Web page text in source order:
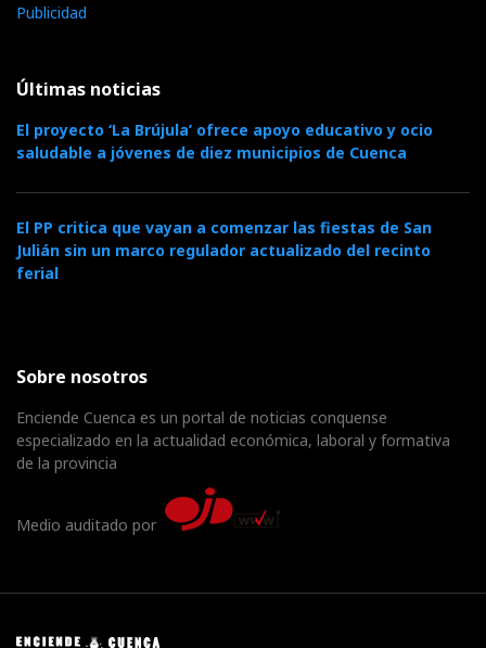
Publicidad
Últimas noticias
El proyecto ‘La Brújula’ ofrece apoyo educativo y ocio
saludable a jóvenes de diez municipios de Cuenca
El PP critica que vayan a comenzar las fiestas de San
Julián sin un marco regulador actualizado del recinto
ferial
Sobre nosotros
Enciende Cuenca es un portal de noticias conquense
especializado en la actualidad económica, laboral y formativa
de la provincia
Medio auditado por